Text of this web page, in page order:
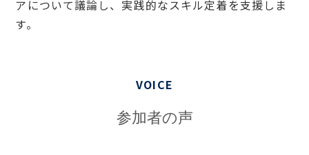
アについて議論し、実践的なスキル定着を支援しま
す。
VOICE
参加者の声